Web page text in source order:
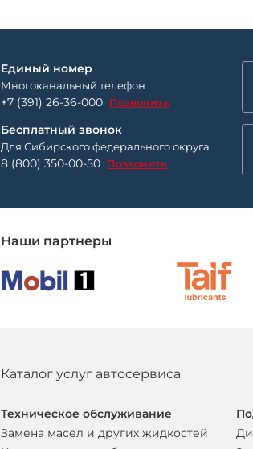
Единый номер
Многоканальный телефон
+7 (391) 26-36-000 Позвонить
Бесплатный звонок
Для Сибирского федерального округа
8 (800) 350-00-50 Позвонить
Наши партнеры
Каталог услуг автосервиса
Техническое обслуживание
Замена масел и других жидкостей